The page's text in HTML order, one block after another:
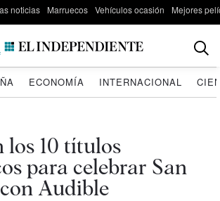
noticias Marruecos Vehículos ocasión Mejores
ECONOMÍA INTERNACIONAL
los 10 títulos
para celebrar San
Audible